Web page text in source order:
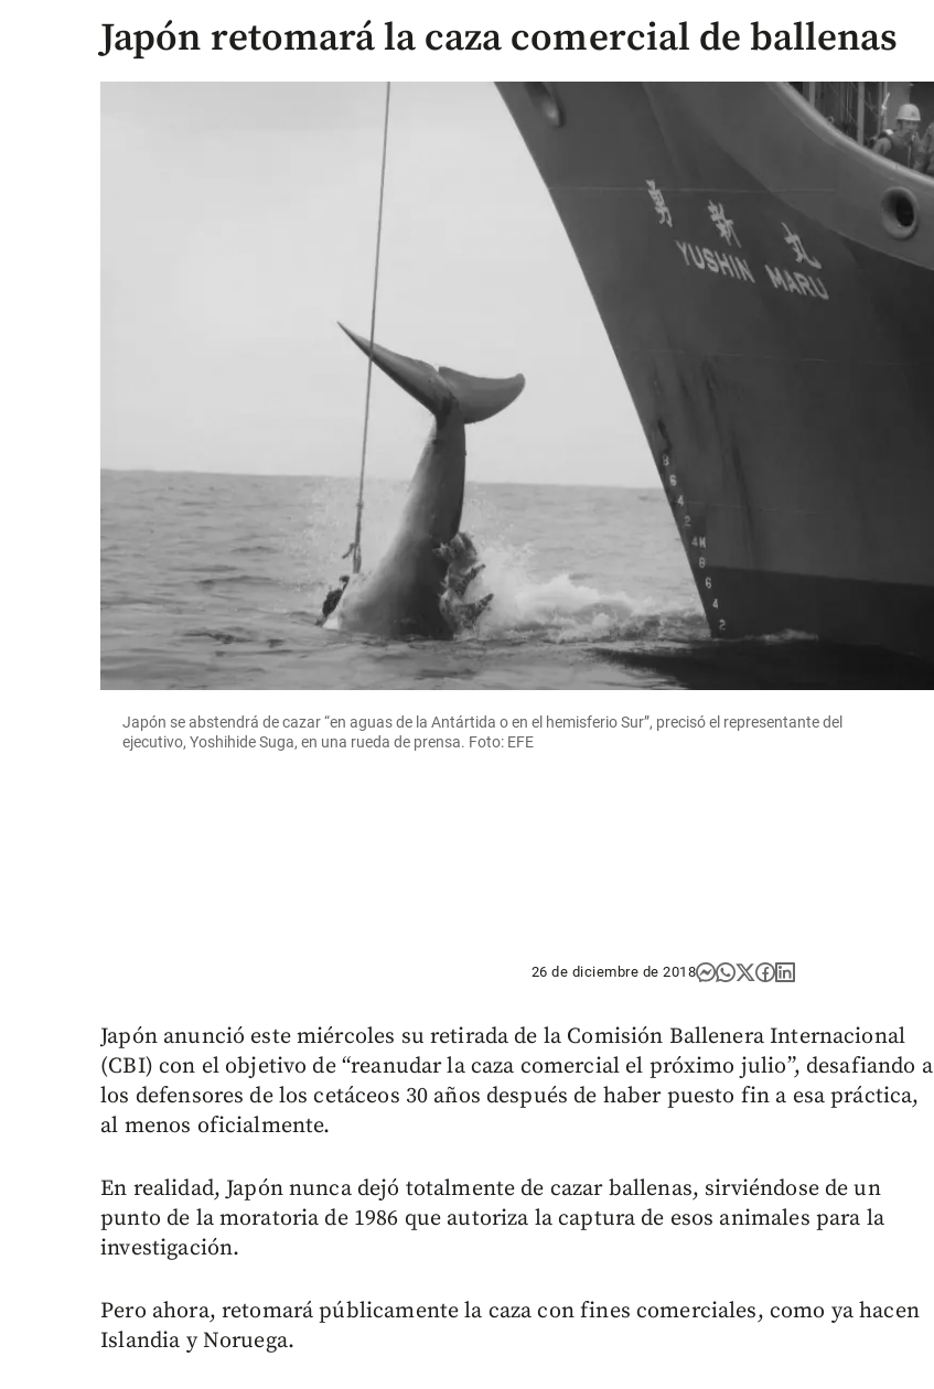
Japón retomará la caza comercial de ballenas
Japón se abstendrá de cazar “en aguas de la Antártida o en el hemisferio Sur”, precisó el representante del
ejecutivo, Yoshihide Suga, en una rueda de prensa. Foto: EFE
26 de diciembre de 2018
Japón anunció este miércoles su retirada de la Comisión Ballenera Internacional
(CBI) con el objetivo de “reanudar la caza comercial el próximo julio”, desafiando a
los defensores de los cetáceos 30 años después de haber puesto fin a esa práctica,
al menos oficialmente.
En realidad, Japón nunca dejó totalmente de cazar ballenas, sirviéndose de un
punto de la moratoria de 1986 que autoriza la captura de esos animales para la
investigación.
Pero ahora, retomará públicamente la caza con fines comerciales, como ya hacen
Islandia y Noruega.